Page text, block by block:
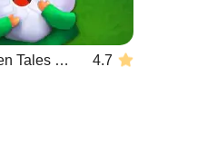
Garden Tales Mahjong 4.7